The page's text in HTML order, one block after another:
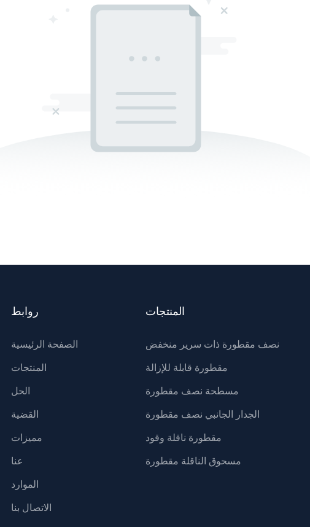
روابط
الصفحة الرئيسية
المنتجات
الحل
القضية
مميزات
عنا
الموارد
الاتصال بنا
المنتجات
نصف مقطورة ذات سرير منخفض
مقطورة قابلة للإزالة
مسطحة نصف مقطورة
الجدار الجانبي نصف مقطورة
مقطورة ناقلة وقود
مسحوق الناقلة مقطورة